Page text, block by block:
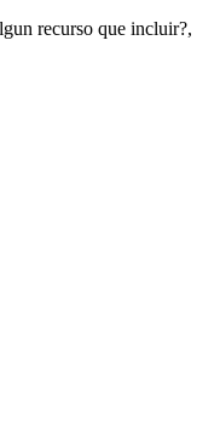
recurso que incluir?,